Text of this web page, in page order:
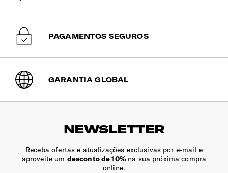
PAGAMENTOS SEGUROS
GARANTIA GLOBAL
NEWSLETTER
Receba ofertas e atualizações exclusivas por e-mail e
aproveite um desconto de 10%na sua próxima compra
online.